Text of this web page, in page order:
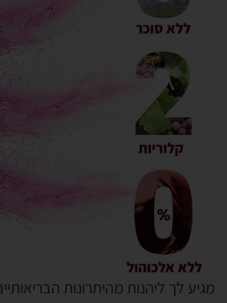
מגיע לך ליהנות מהיתרונות